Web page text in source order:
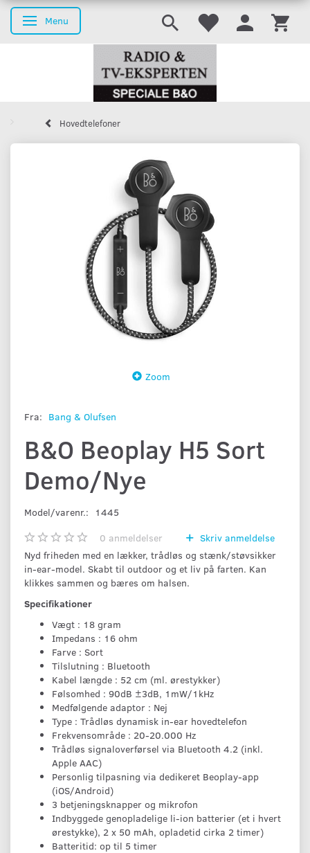
Skifte navigation
Menu
Hovedtelefoner
Zoom
Fra: Bang & Olufsen
B&O Beoplay H5 Sort
Demo/Nye
Model/varenr.:
1445
0 anmeldelser
Skriv anmeldelse
Nyd friheden med en lækker, trådløs og stænk/støvsikker
in-ear-model. Skabt til outdoor og et liv på farten. Kan
klikkes sammen og bæres om halsen.
Specifikationer
Vægt : 18 gram
Impedans : 16 ohm
Farve : Sort
Tilslutning : Bluetooth
Kabel længde : 52 cm (ml. ørestykker)
Følsomhed : 90dB ±3dB, 1mW/1kHz
Medfølgende adaptor : Nej
Type : Trådløs dynamisk in-ear hovedtelefon
Frekvensområde : 20-20.000 Hz
Trådløs signaloverførsel via Bluetooth 4.2 (inkl.
Apple AAC)
Personlig tilpasning via dedikeret Beoplay-app
(iOS/Android)
3 betjeningsknapper og mikrofon
Indbyggede genopladelige li-ion batterier (et i hvert
ørestykke), 2 x 50 mAh, opladetid cirka 2 timer)
Batteritid: op til 5 timer